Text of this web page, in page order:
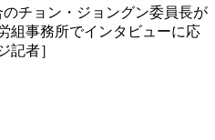
チョン・ジョングン委員長が
組事務所でインタビューに応
記者］